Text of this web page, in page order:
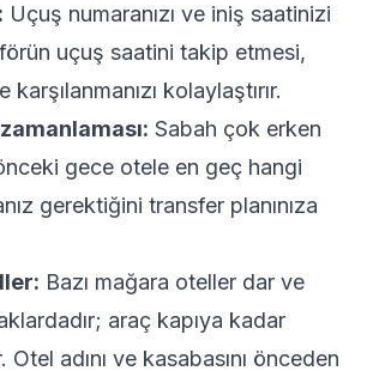
Uçuş numaranızı ve iniş saatinizi
uçuş saatini takip etmesi,
kolaylaştırır.
Sabah çok erken
gece otele en geç hangi
gerektiğini transfer planınıza
Bazı mağara oteller dar ve
araç kapıya kadar
adını ve kasabasını önceden